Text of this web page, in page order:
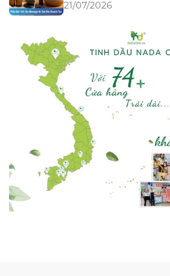
21/07/2026